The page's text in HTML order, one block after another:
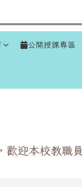
公開授課專區
歡迎本校教職